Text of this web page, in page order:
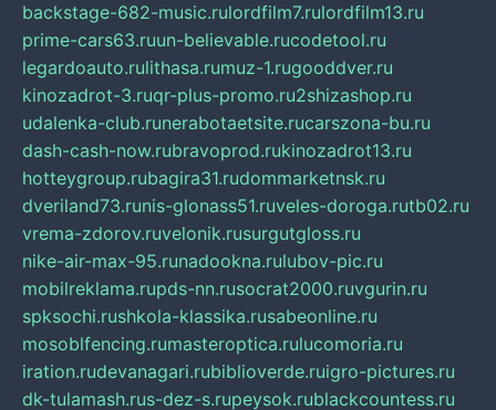
backstage-682-music.rulordfilm7.rulordfilm13.ru
prime-cars63.ruun-believable.rucodetool.ru
legardoauto.rulithasa.rumuz-1.rugooddver.ru
kinozadrot-3.ruqr-plus-promo.ru2shizashop.ru
udalenka-club.runerabotaetsite.rucarszona-bu.ru
dash-cash-now.rubravoprod.rukinozadrot13.ru
hotteygroup.rubagira31.rudommarketnsk.ru
dveriland73.runis-glonass51.ruveles-doroga.rutb02.ru
vrema-zdorov.ruvelonik.rusurgutgloss.ru
nike-air-max-95.runadookna.rulubov-pic.ru
mobilreklama.rupds-nn.rusocrat2000.ruvgurin.ru
spksochi.rushkola-klassika.rusabeonline.ru
mosoblfencing.rumasteroptica.rulucomoria.ru
iration.rudevanagari.rubiblioverde.ruigro-pictures.ru
dk-tulamash.rus-dez-s.rupeysok.rublackcountess.ru